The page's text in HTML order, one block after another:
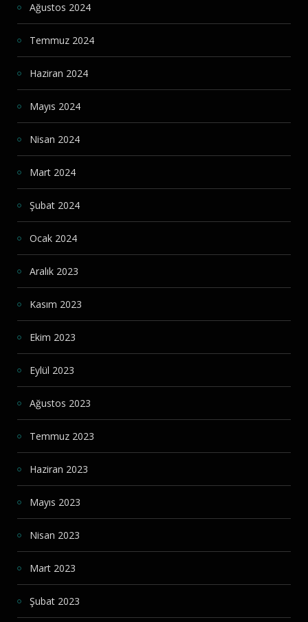
Ağustos 2024
Temmuz 2024
Haziran 2024
Mayıs 2024
Nisan 2024
Mart 2024
Şubat 2024
Ocak 2024
Aralık 2023
Kasım 2023
Ekim 2023
Eylül 2023
Ağustos 2023
Temmuz 2023
Haziran 2023
Mayıs 2023
Nisan 2023
Mart 2023
Şubat 2023